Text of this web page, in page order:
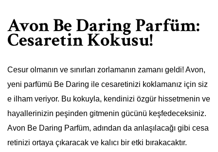
Avon Be Daring Parfüm:
Cesaretin Kokusu!
Cesur olmanın ve sınırları zorlamanın zamanı geldi! Avon,
yeni parfümü Be Daring ile cesaretinizi koklamanız için siz
e ilham veriyor. Bu kokuyla, kendinizi özgür hissetmenin ve
hayallerinizin peşinden gitmenin gücünü keşfedeceksiniz.
Avon Be Daring Parfüm, adından da anlaşılacağı gibi cesa
retinizi ortaya çıkaracak ve kalıcı bir etki bırakacaktır.